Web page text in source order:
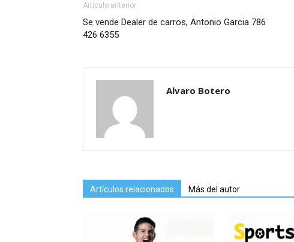
Artículo anterior
Se vende Dealer de carros, Antonio Garcia 786
426 6355
Alvaro Botero
Artículos relacionados Más del autor